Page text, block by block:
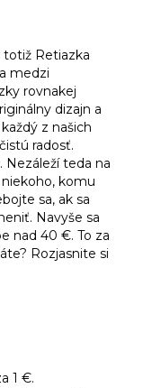
totiž Retiazka
medzi
rovnakej
dizajn a
z našich
radosť.
Nezáleží teda na
komu
sa, ak sa
Navyše sa
nad 40 €. To za
Rozjasnite si
1 €.